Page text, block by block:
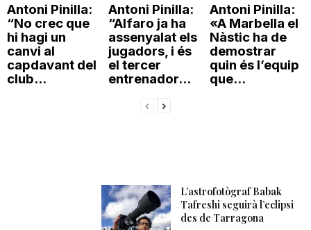
Antoni Pinilla:
“No crec que
hi hagi un
canvi al
capdavant del
club...
Antoni Pinilla:
“Alfaro ja ha
assenyalat els
jugadors, i és
el tercer
entrenador...
Antoni Pinilla:
«A Marbella el
Nàstic ha de
demostrar
quin és l’equip
que...